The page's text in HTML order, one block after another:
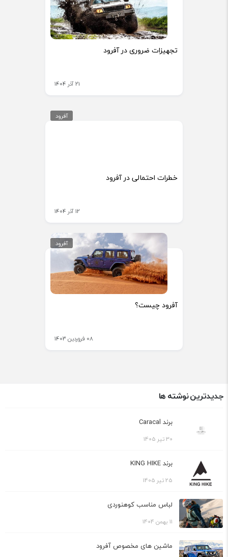
تجهیزات ضروری در آفرود
21 آذر 1404
آفرود
خطرات احتمالی در آفرود
12 آذر 1404
آفرود
آفرود چیست؟
08 فروردین 1403
جدیدترین نوشته ها
برند Caracal
30 تیر 1405
برند KING HIKE
25 تیر 1405
لباس مناسب کوهنوردی
11 بهمن 1404
ماشین های مخصوص آفرود